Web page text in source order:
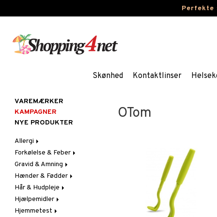
Perfekte
Skønhed Kontaktlinser
OTom
VAREMÆRKER
KAMPAGNER
NYE PRODUKTER
Allergi
Næsespray
Øjendråber
Forkølelse & Feber
Feber
Febertermometre
Hoste
Næse
Løbende & Tilstoppet
Næse
Ondt i halsen & Hæshed
Gravid & Amning
Brystbeskyttelse &
Indlæg
Brystpumpe
Hudpleje
Hænder & Fødder
Fodpleje
Fodcreme
Fodsvamp
Håndpleje
Håndcreme
Hår & Hudpleje
Ansigt
Acne
Hår
Hjælpemidler
Bad & Toilet
Hjemmetest